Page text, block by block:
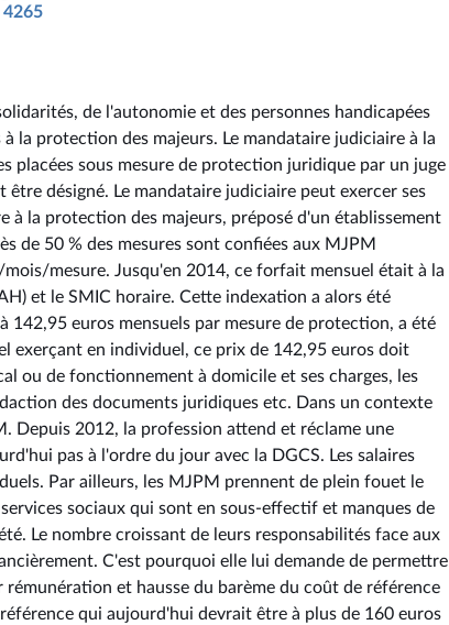
4265
de l'autonomie et des personnes handicapées
la protection des majeurs. Le mandataire judiciaire à la
placées sous mesure de protection juridique par un juge
désigné. Le mandataire judiciaire peut exercer ses
la protection des majeurs, préposé d'un établissement
de 50 % des mesures sont confiées aux MJPM
mesure. Jusqu'en 2014, ce forfait mensuel était à la
et le SMIC horaire. Cette indexation a alors été
euros mensuels par mesure de protection, a été
exerçant en individuel, ce prix de 142,95 euros doit
ou de fonctionnement à domicile et ses charges, les
des documents juridiques etc. Dans un contexte
Depuis 2012, la profession attend et réclame une
pas à l'ordre du jour avec la DGCS. Les salaires
Par ailleurs, les MJPM prennent de plein fouet le
sociaux qui sont en sous-effectif et manques de
Le nombre croissant de leurs responsabilités face aux
C'est pourquoi elle lui demande de permettre
et hausse du barème du coût de référence
qui aujourd'hui devrait être à plus de 160 euros